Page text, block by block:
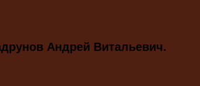
Андрей Витальевич.